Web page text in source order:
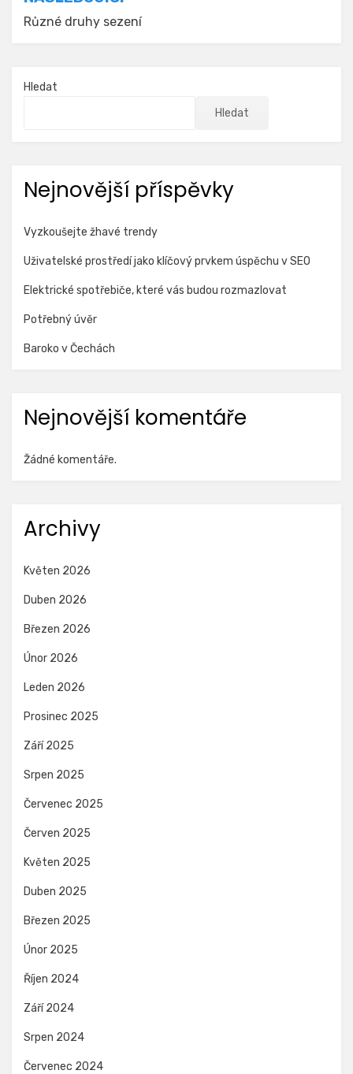
Různé druhy sezení
Hledat
Hledat
Nejnovější příspěvky
Vyzkoušejte žhavé trendy
Uživatelské prostředí jako klíčový prvkem úspěchu v SEO
Elektrické spotřebiče, které vás budou rozmazlovat
Potřebný úvěr
Baroko v Čechách
Nejnovější komentáře
Žádné komentáře.
Archivy
Květen 2026
Duben 2026
Březen 2026
Únor 2026
Leden 2026
Prosinec 2025
Září 2025
Srpen 2025
Červenec 2025
Červen 2025
Květen 2025
Duben 2025
Březen 2025
Únor 2025
Říjen 2024
Září 2024
Srpen 2024
Červenec 2024